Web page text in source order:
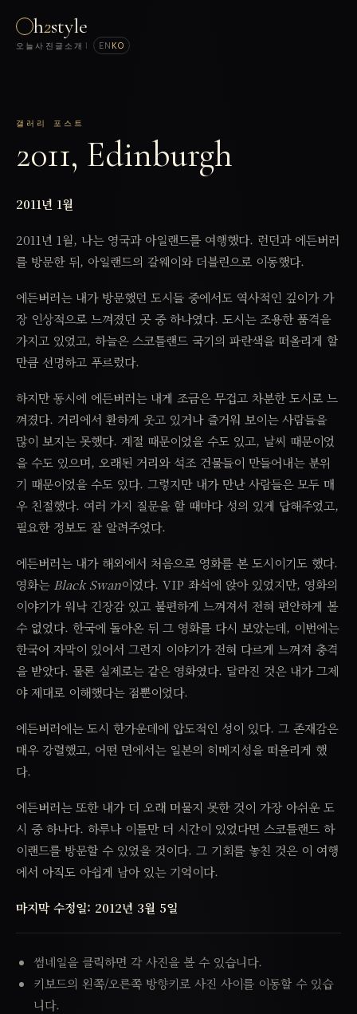
h2style
오늘 사진 글 소개 | EN KO
갤러리 포스트
2011, Edinburgh
2011년 1월
2011년 1월, 나는 영국과 아일랜드를 여행했다. 런던과 에든버러
를 방문한 뒤, 아일랜드의 갈웨이와 더블린으로 이동했다.
에든버러는 내가 방문했던 도시들 중에서도 역사적인 깊이가 가
장 인상적으로 느껴졌던 곳 중 하나였다. 도시는 조용한 품격을
가지고 있었고, 하늘은 스코틀랜드 국기의 파란색을 떠올리게 할
만큼 선명하고 푸르렀다.
하지만 동시에 에든버러는 내게 조금은 무겁고 차분한 도시로 느
껴졌다. 거리에서 환하게 웃고 있거나 즐거워 보이는 사람들을
많이 보지는 못했다. 계절 때문이었을 수도 있고, 날씨 때문이었
을 수도 있으며, 오래된 거리와 석조 건물들이 만들어내는 분위
기 때문이었을 수도 있다. 그렇지만 내가 만난 사람들은 모두 매
우 친절했다. 여러 가지 질문을 할 때마다 성의 있게 답해주었고,
필요한 정보도 잘 알려주었다.
에든버러는 내가 해외에서 처음으로 영화를 본 도시이기도 했다.
영화는 Black Swan이었다. VIP 좌석에 앉아 있었지만, 영화의
이야기가 워낙 긴장감 있고 불편하게 느껴져서 전혀 편안하게 볼
수 없었다. 한국에 돌아온 뒤 그 영화를 다시 보았는데, 이번에는
한국어 자막이 있어서 그런지 이야기가 전혀 다르게 느껴져 충격
을 받았다. 물론 실제로는 같은 영화였다. 달라진 것은 내가 그제
야 제대로 이해했다는 점뿐이었다.
에든버러에는 도시 한가운데에 압도적인 성이 있다. 그 존재감은
매우 강렬했고, 어떤 면에서는 일본의 히메지성을 떠올리게 했
다.
에든버러는 또한 내가 더 오래 머물지 못한 것이 가장 아쉬운 도
시 중 하나다. 하루나 이틀만 더 시간이 있었다면 스코틀랜드 하
이랜드를 방문할 수 있었을 것이다. 그 기회를 놓친 것은 이 여행
에서 아직도 아쉽게 남아 있는 기억이다.
마지막 수정일: 2012년 3월 5일
썸네일을 클릭하면 각 사진을 볼 수 있습니다.
키보드의 왼쪽/오른쪽 방향키로 사진 사이를 이동할 수 있습
니다.